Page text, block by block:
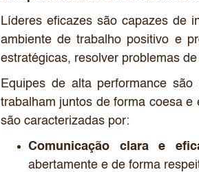
Líderes eficazes são capazes de
ambiente de trabalho positivo e
estratégicas, resolver problemas
Equipes de alta performance
trabalham juntos de forma coesa
são caracterizadas por:
Comunicação clara e
abertamente e de forma